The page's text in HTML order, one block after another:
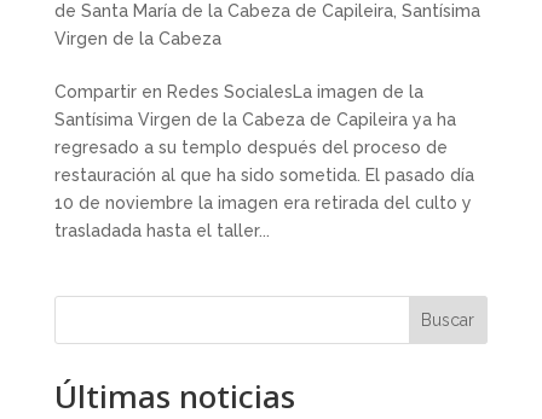
de Santa María de la Cabeza de Capileira, Santísima
Virgen de la Cabeza
Compartir en Redes SocialesLa imagen de la
Santísima Virgen de la Cabeza de Capileira ya ha
regresado a su templo después del proceso de
restauración al que ha sido sometida. El pasado día
10 de noviembre la imagen era retirada del culto y
trasladada hasta el taller...
Buscar
Últimas noticias